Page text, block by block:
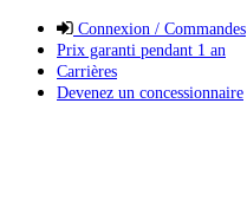
Connexion / Commandes
Prix garanti pendant 1 an
Carrières
Devenez un concessionnaire